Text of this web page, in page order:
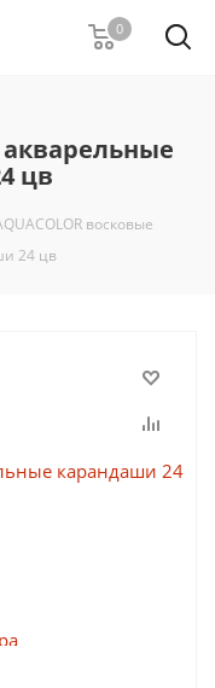
0
акварельные
цв
восковые
24 цв